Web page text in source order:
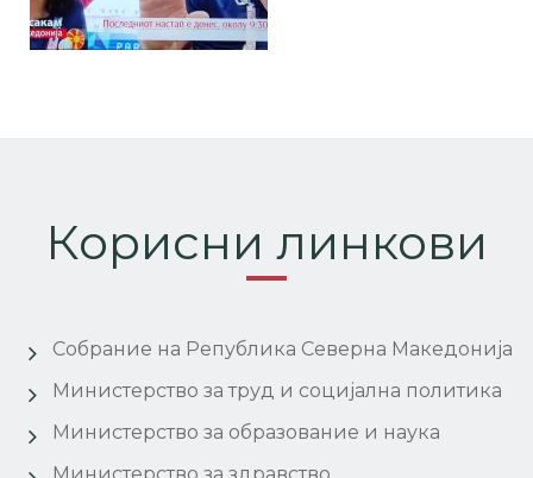
Корисни линкови
Собрание на Република Северна Македонија
Министерство за труд и социјална политика
Министерство за образование и наука